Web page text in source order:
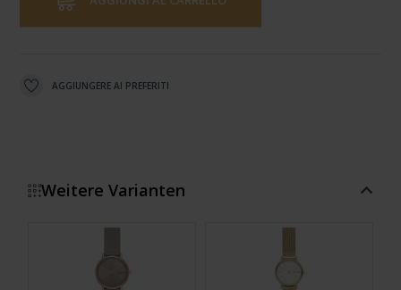
AGGIUNGERE AI PREFERITI
Weitere Varianten